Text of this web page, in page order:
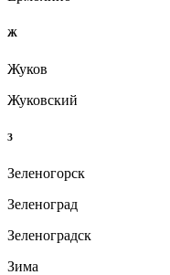
Ж
Жуков
Жуковский
З
Зеленогорск
Зеленоград
Зеленоградск
Зима